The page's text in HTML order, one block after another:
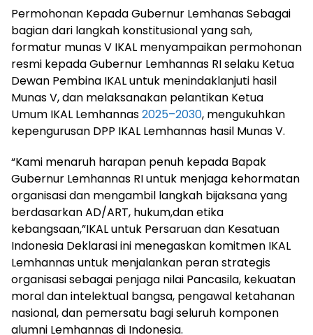
Permohonan Kepada Gubernur Lemhanas Sebagai
bagian dari langkah konstitusional yang sah,
formatur munas V IKAL menyampaikan permohonan
resmi kepada Gubernur Lemhannas RI selaku Ketua
Dewan Pembina IKAL untuk menindaklanjuti hasil
Munas V, dan melaksanakan pelantikan Ketua
Umum IKAL Lemhannas2025–2030, mengukuhkan
kepengurusan DPP IKAL Lemhannas hasil Munas V.
“Kami menaruh harapan penuh kepada Bapak
Gubernur Lemhannas RI untuk menjaga kehormatan
organisasi dan mengambil langkah bijaksana yang
berdasarkan AD/ART, hukum,dan etika
kebangsaan,”IKAL untuk Persaruan dan Kesatuan
Indonesia Deklarasi ini menegaskan komitmen IKAL
Lemhannas untuk menjalankan peran strategis
organisasi sebagai penjaga nilai Pancasila, kekuatan
moral dan intelektual bangsa, pengawal ketahanan
nasional, dan pemersatu bagi seluruh komponen
alumni Lemhannas di Indonesia.